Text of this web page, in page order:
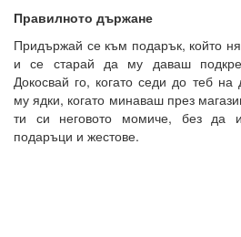
Правилното държане
Придържай се към подарък, който
и се старай да му даваш
Докосвай го, когато седи до теб
му ядки, когато минаваш през
ти си неговото момиче, без да
подаръци и жестове.